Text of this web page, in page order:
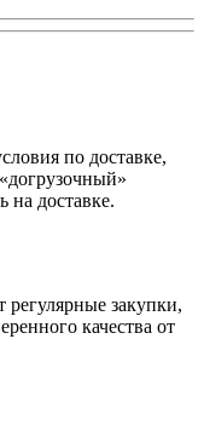
по доставке,
на доставке.
закупки,
качества от